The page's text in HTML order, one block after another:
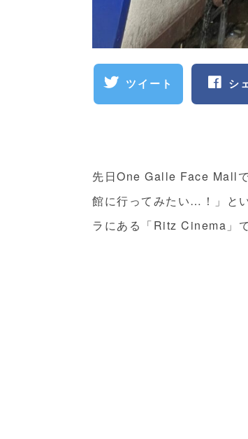
ツイート シ
先日One Galle Face Mall
館に行ってみたい…！」と
ラにある「Ritz Cinema」